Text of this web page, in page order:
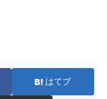
はてブ